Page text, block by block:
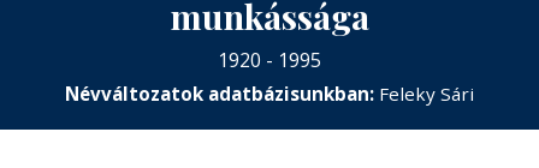
munkássága
1920 - 1995
Névváltozatok adatbázisunkban: Feleky Sári